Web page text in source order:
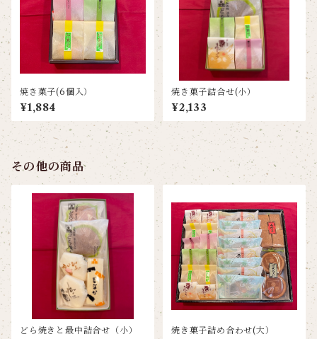
焼き菓子(6個入）
¥1,884
焼き菓子詰合せ(小）
¥2,133
その他の商品
どら焼きと最中詰合せ（小） 焼き菓子詰め合わせ(大）